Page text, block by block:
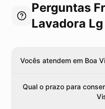
Perguntas
Lavadora Lg
Vocês atendem em Boa
Qual o prazo para